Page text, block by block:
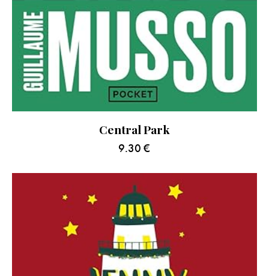
Central Park
9.30 €